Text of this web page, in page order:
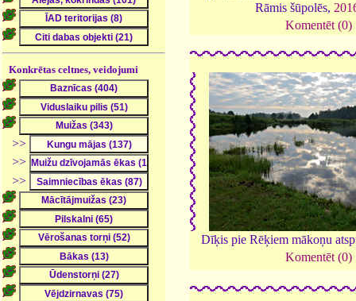
Konkrētas celtnes, veidojumi
>>
>>
>>
Rāmis šūpolēs,
Komentēt (0)
Dīķis pie Rēķiem mākoņu
Komentēt (0)